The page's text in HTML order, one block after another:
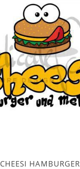
CHEESI HAMBURGER